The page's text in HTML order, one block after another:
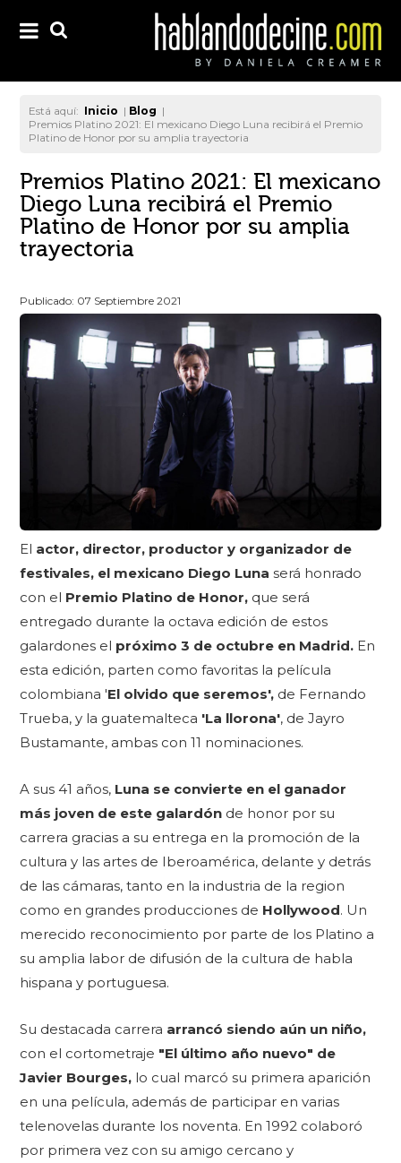
Está aquí: Inicio | Blog |
Premios Platino 2021: El mexicano Diego Luna recibirá el Premio
Platino de Honor por su amplia trayectoria
Premios Platino 2021: El mexicano
Diego Luna recibirá el Premio
Platino de Honor por su amplia
trayectoria
Publicado: 07 Septiembre 2021
El actor, director, productor y organizador de
festivales, el mexicano Diego Luna será honrado
con el Premio Platino de Honor, que será
entregado durante la octava edición de estos
galardones el próximo 3 de octubre en Madrid. En
esta edición, parten como favoritas la película
colombiana 'El olvido que seremos', de Fernando
Trueba, y la guatemalteca 'La llorona', de Jayro
Bustamante, ambas con 11 nominaciones.
A sus 41 años, Luna se convierte en el ganador
más joven de este galardón de honor por su
carrera gracias a su entrega en la promoción de la
cultura y las artes de Iberoamérica, delante y detrás
de las cámaras, tanto en la industria de la region
como en grandes producciones de Hollywood. Un
merecido reconocimiento por parte de los Platino a
su amplia labor de difusión de la cultura de habla
hispana y portuguesa.
Su destacada carrera arrancó siendo aún un niño,
con el cortometraje "El último año nuevo" de
Javier Bourges, lo cual marcó su primera aparición
en una película, además de participar en varias
telenovelas durante los noventa. En 1992 colaboró
por primera vez con su amigo cercano y